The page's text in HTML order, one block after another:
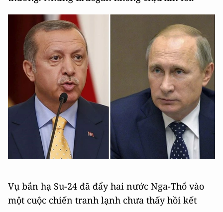
Vụ bắn hạ Su-24 đã đẩy hai nước Nga-Thổ vào
một cuộc chiến tranh lạnh chưa thấy hồi kết